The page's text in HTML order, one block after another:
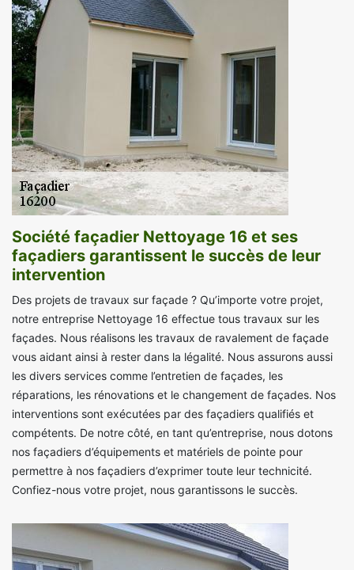
Société façadier Nettoyage 16 et ses
façadiers garantissent le succès de leur
intervention
Des projets de travaux sur façade ? Qu’importe votre projet,
notre entreprise Nettoyage 16 effectue tous travaux sur les
façades. Nous réalisons les travaux de ravalement de façade
vous aidant ainsi à rester dans la légalité. Nous assurons aussi
les divers services comme l’entretien de façades, les
réparations, les rénovations et le changement de façades. Nos
interventions sont exécutées par des façadiers qualifiés et
compétents. De notre côté, en tant qu’entreprise, nous dotons
nos façadiers d’équipements et matériels de pointe pour
permettre à nos façadiers d’exprimer toute leur technicité.
Confiez-nous votre projet, nous garantissons le succès.